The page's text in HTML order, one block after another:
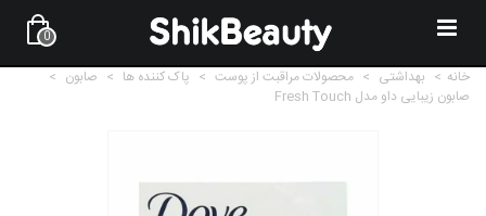
0
خانه > بهداشتی > محصولات مراقبت از پوست > پاک کننده ها > صابون >
صابون زیبایی داو مدل Fresh Touch